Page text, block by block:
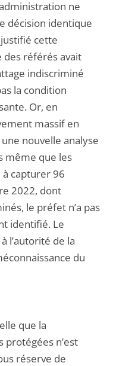
ne
décision identique
cette
des référés avait
indiscriminé
la condition
Or, en
massif en
nouvelle analyse
même que les
à capturer 96
2022, dont
le préfet n’a pas
identifié. Le
l’autorité de la
du
que la
protégées n’est
réserve de